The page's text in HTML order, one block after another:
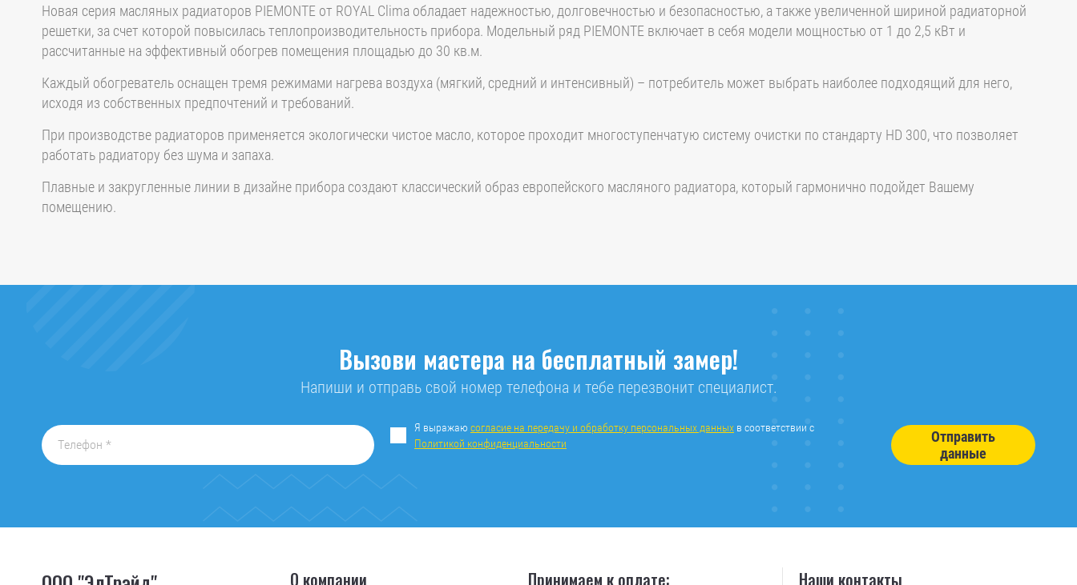
Новая серия масляных радиаторов PIEMONTE от ROYAL Clima обладает надежностью, долговечностью и безопасностью, а также увеличенной шириной радиаторной
решетки, за счет которой повысилась теплопроизводительность прибора. Модельный ряд PIEMONTE включает в себя модели мощностью от 1 до 2,5 кВт и
рассчитанные на эффективный обогрев помещения площадью до 30 кв.м.
Каждый обогреватель оснащен тремя режимами нагрева воздуха (мягкий, средний и интенсивный) – потребитель может выбрать наиболее подходящий для него,
исходя из собственных предпочтений и требований.
При производстве радиаторов применяется экологически чистое масло, которое проходит многоступенчатую систему очистки по стандарту HD 300, что позволяет
работать радиатору без шума и запаха.
Плавные и закругленные линии в дизайне прибора создают классический образ европейского масляного радиатора, который гармонично подойдет Вашему
помещению.
Вызови мастера на бесплатный замер!
Напиши и отправь свой номер телефона и тебе перезвонит специалист.
Я выражаю согласие на передачу и обработку персональных данных в соответствии с
Политикой конфиденциальности
Отправить
данные
О компании Принимаем к оплате: Наши контакты